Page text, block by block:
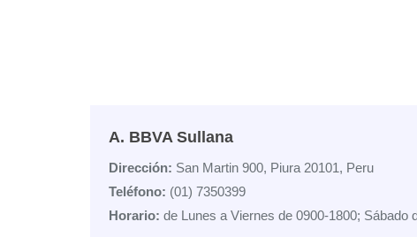
A. BBVA Sullana
Dirección: San Martin 900, Piura 20101, Peru
Teléfono: (01) 7350399
Horario: de Lunes a Viernes de 0900-1800; Sábado